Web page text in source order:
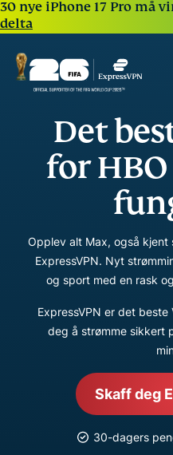
30 nye iPhone 17 Pro må
delta
Det
for
Opplev alt Max, også kjent
ExpressVPN. Nyt
og sport med en rask
ExpressVPN er det
deg å strømme sikkert
Skaff deg
30-dagers